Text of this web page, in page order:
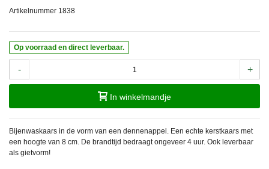
Artikelnummer 1838
Op voorraad en direct leverbaar.
- +
In winkelmandje
Bijenwaskaars in de vorm van een dennenappel. Een echte kerstkaars met
een hoogte van 8 cm. De brandtijd bedraagt ongeveer 4 uur. Ook leverbaar
als gietvorm!